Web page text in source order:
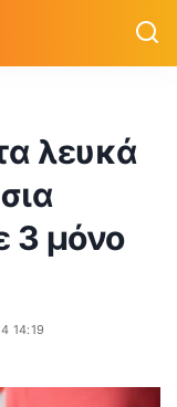
λευκά
3 μόνο
14:19